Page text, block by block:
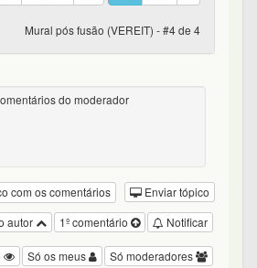
Mural pós fusão (VEREIT) - #4 de 4
do moderador
com os comentários
Enviar tópico
Notificar
1º comentário
autor
Só moderadores
Só os meus